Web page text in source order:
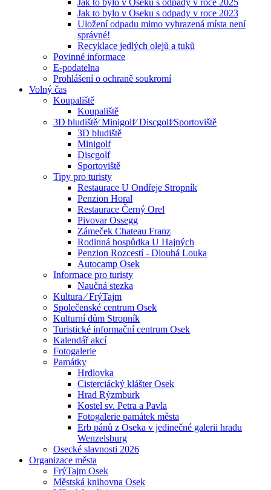
Jak to bylo v Oseku s odpady v roce 2025
Jak to bylo v Oseku s odpady v roce 2023
Uložení odpadu mimo vyhrazená místa není
správné!
Recyklace jedlých olejů a tuků
Povinné informace
E-podatelna
Prohlášení o ochraně soukromí
Volný čas
Koupaliště
Koupaliště
3D bludiště⁄ Minigolf⁄ Discgolf⁄Sportoviště
3D bludiště
Minigolf
Discgolf
Sportoviště
Tipy pro turisty
Restaurace U Ondřeje Stropník
Penzion Horal
Restaurace Černý Orel
Pivovar Ossegg
Zámeček Chateau Franz
Rodinná hospůdka U Hajných
Penzion Rozcestí - Dlouhá Louka
Autocamp Osek
Informace pro turisty
Naučná stezka
Kultura ⁄ FrýTajm
Společenské centrum Osek
Kulturní dům Stropník
Turistické informační centrum Osek
Kalendář akcí
Fotogalerie
Památky
Hrdlovka
Cisterciácký klášter Osek
Hrad Rýzmburk
Kostel sv. Petra a Pavla
Fotogalerie památek města
Erb pánů z Oseka v jedinečné galerii hradu
Wenzelsburg
Osecké slavnosti 2026
Organizace města
FrýTajm Osek
Městská knihovna Osek